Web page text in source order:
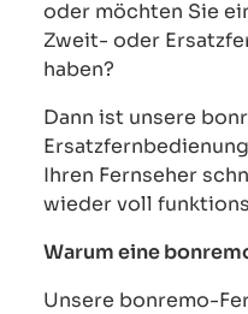
oder möchten Sie
Zweit- oder
haben?
Dann ist unsere
Ihren Fernseher
wieder voll
Warum eine
Unsere bonremo-